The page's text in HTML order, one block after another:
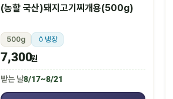
(농할 국산)돼지고기찌개용(500g)
500g 냉장
7,300원
받는 날8/17~8/21